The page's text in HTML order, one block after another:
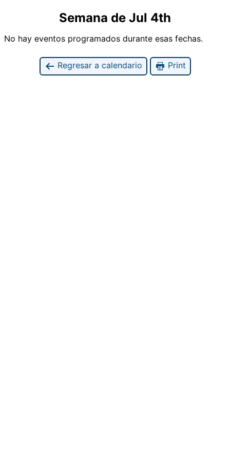
Semana de Jul 4th
No hay eventos programados durante esas fechas.
Regresar a calendario Print